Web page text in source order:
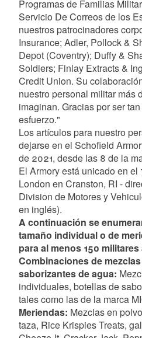
Programas de Familias
Servicio De Correos de los
nuestros patrocinadores
Insurance; Adler, Pollock &
Depot (Coventry); Duffy &
Soldiers; Finlay Extracts &
Credit Union. Su
nuestro personal militar más
imaginan. Gracias por ser
esfuerzo."
Los artículos para nuestro
dejarse en el Schofield
de 2021, desde las 8 de la
El Armory está unicado en
London en Cranston, RI -
Division de Motores y
en inglés).
A continuación se
tamaño individual o de
para al menos 150
Combinaciones de
saborizantes de agua:
individuales, botellas de
tales como las de la marca
Meriendas: Mezclas en
taza, Rice Krispies Treats,